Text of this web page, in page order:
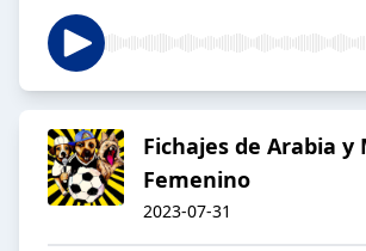
Fichajes de Arabia y
Femenino
2023-07-31